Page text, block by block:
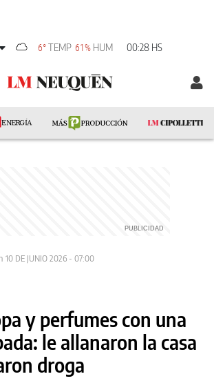
6° TEMP 61% HUM 00:28 HS
10 DE JUNIO 2026 - 07:00
y perfumes con una
le allanaron la casa
droga